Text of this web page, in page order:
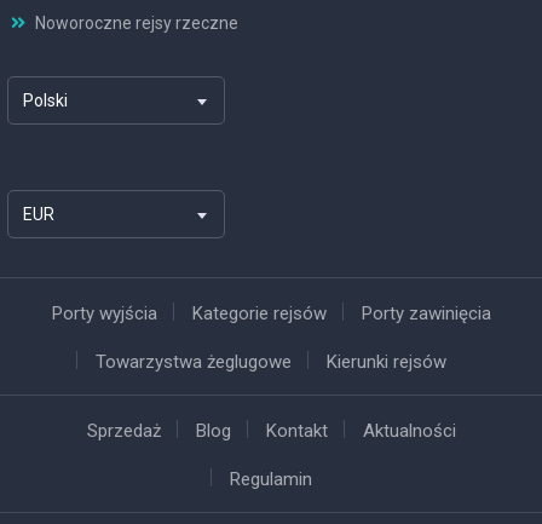
Noworoczne rejsy rzeczne
Polski
EUR
Porty wyjścia Kategorie rejsów Porty zawinięcia
Towarzystwa żeglugowe Kierunki rejsów
Sprzedaż Blog Kontakt Aktualności
Regulamin